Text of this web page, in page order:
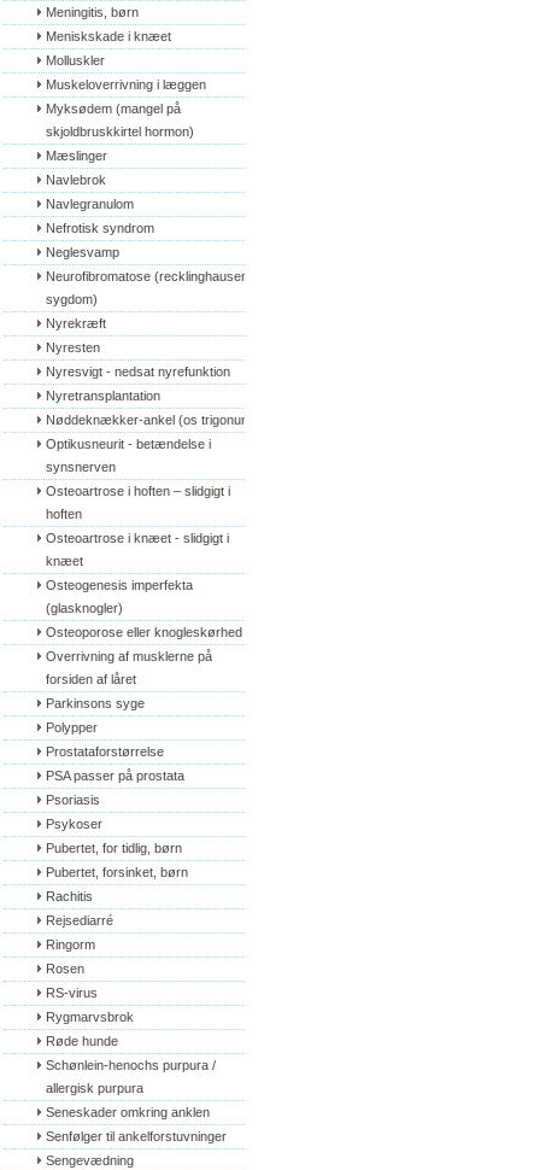
Meningitis, børn
Meniskskade i knæet
Molluskler
Muskeloverrivning i læggen
Myksødem (mangel på
skjoldbruskkirtel hormon)
Mæslinger
Navlebrok
Navlegranulom
Nefrotisk syndrom
Neglesvamp
Neurofibromatose (recklinghausens
sygdom)
Nyrekræft
Nyresten
Nyresvigt - nedsat nyrefunktion
Nyretransplantation
Nøddeknækker-ankel (os trigonum)
Optikusneurit - betændelse i
synsnerven
Osteoartrose i hoften – slidgigt i
hoften
Osteoartrose i knæet - slidgigt i
knæet
Osteogenesis imperfekta
(glasknogler)
Osteoporose eller knogleskørhed
Overrivning af musklerne på
forsiden af låret
Parkinsons syge
Polypper
Prostataforstørrelse
PSA passer på prostata
Psoriasis
Psykoser
Pubertet, for tidlig, børn
Pubertet, forsinket, børn
Rachitis
Rejsediarré
Ringorm
Rosen
RS-virus
Rygmarvsbrok
Røde hunde
Schønlein-henochs purpura /
allergisk purpura
Seneskader omkring anklen
Senfølger til ankelforstuvninger
Sengevædning